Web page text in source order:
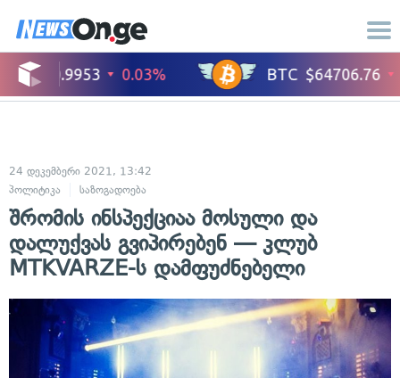
24 დეკემბერი 2021, 13:42
პოლიტიკა
საზოგადოება
შრომის ინსპექციაა მოსული და
დალუქვას გვიპირებენ — კლუბ
MTKVARZE-ს დამფუძნებელი